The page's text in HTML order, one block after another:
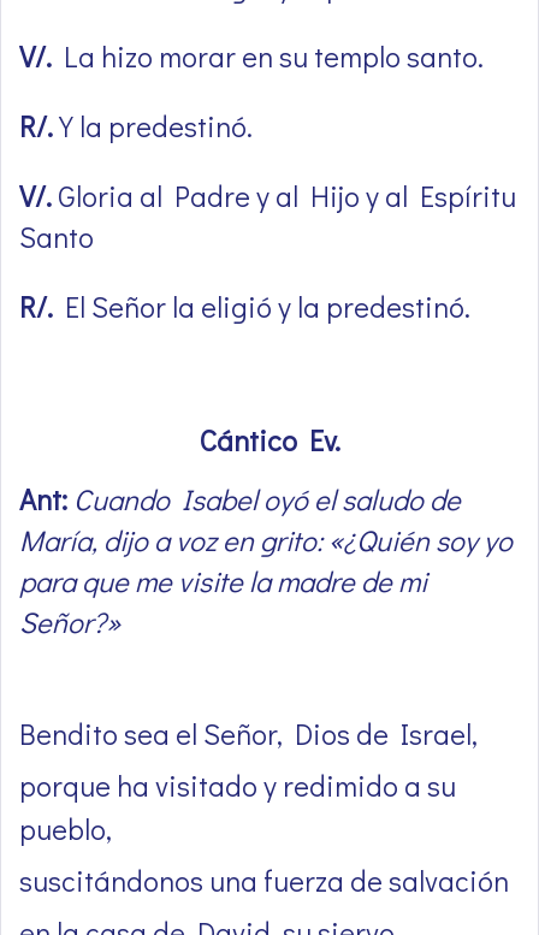
V/. La hizo morar en su templo santo.
R/.Y la predestinó.
V/.Gloria al Padre y al Hijo y al Espíritu
Santo
R/. El Señor la eligió y la predestinó.
Cántico Ev.
Ant: Cuando Isabel oyó el saludo de
María, dijo a voz en grito: «¿Quién soy yo
para que me visite la madre de mi
Señor?»
Bendito sea el Señor, Dios de Israel,
porque ha visitado y redimido a su
pueblo,
suscitándonos una fuerza de salvación